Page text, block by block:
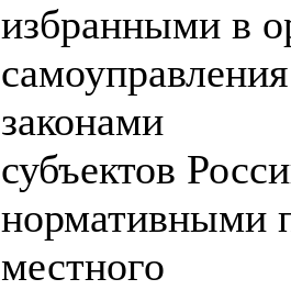
избранными в
законами
субъектов
нормативными
местного